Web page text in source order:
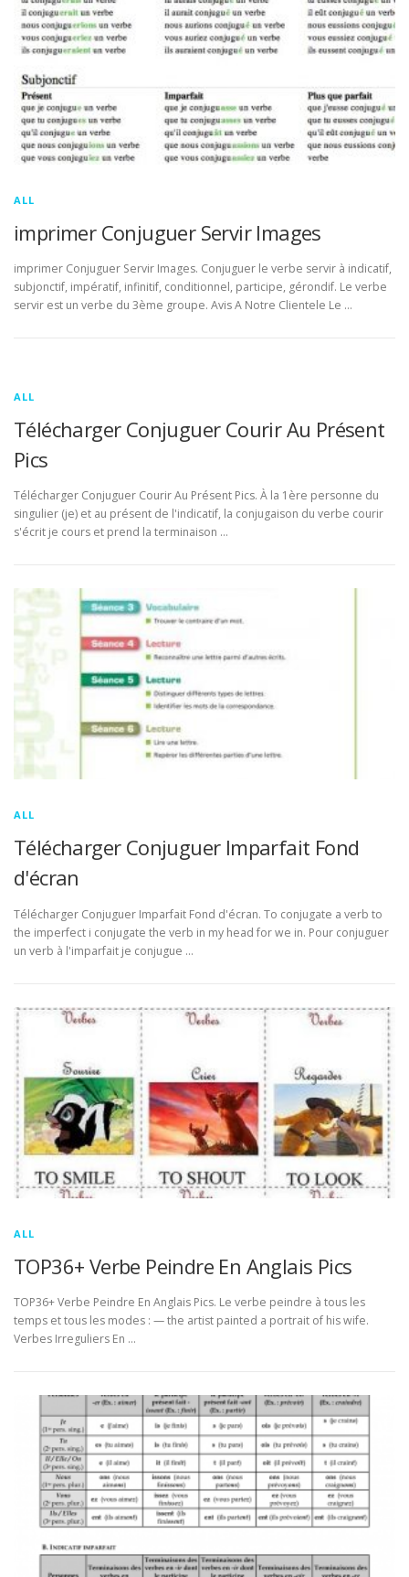
ALL
imprimer Conjuguer Servir Images
imprimer Conjuguer Servir Images. Conjuguer le verbe servir à indicatif,
subjonctif, impératif, infinitif, conditionnel, participe, gérondif. Le verbe
servir est un verbe du 3ème groupe. Avis A Notre Clientele Le …
ALL
Télécharger Conjuguer Courir Au Présent
Pics
Télécharger Conjuguer Courir Au Présent Pics. À la 1ère personne du
singulier (je) et au présent de l'indicatif, la conjugaison du verbe courir
s'écrit je cours et prend la terminaison …
ALL
Télécharger Conjuguer Imparfait Fond
d'écran
Télécharger Conjuguer Imparfait Fond d'écran. To conjugate a verb to
the imperfect i conjugate the verb in my head for we in. Pour conjuguer
un verb à l'imparfait je conjugue …
ALL
TOP36+ Verbe Peindre En Anglais Pics
TOP36+ Verbe Peindre En Anglais Pics. Le verbe peindre à tous les
temps et tous les modes : — the artist painted a portrait of his wife.
Verbes Irreguliers En …